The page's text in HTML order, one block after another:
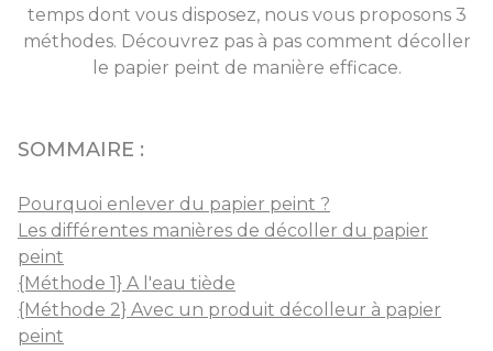
temps dont vous disposez, nous vous proposons 3
méthodes. Découvrez pas à pas comment décoller
le papier peint de manière efficace.
SOMMAIRE :
Pourquoi enlever du papier peint ?
Les différentes manières de décoller du papier
peint
{Méthode 1} A l'eau tiède
{Méthode 2} Avec un produit décolleur à papier
peint